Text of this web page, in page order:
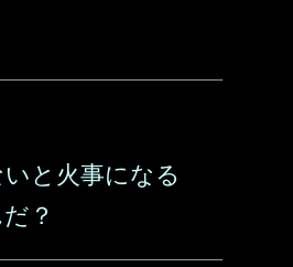
と火事になる
？